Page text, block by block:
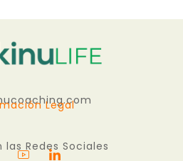
Legal
las Redes Sociales